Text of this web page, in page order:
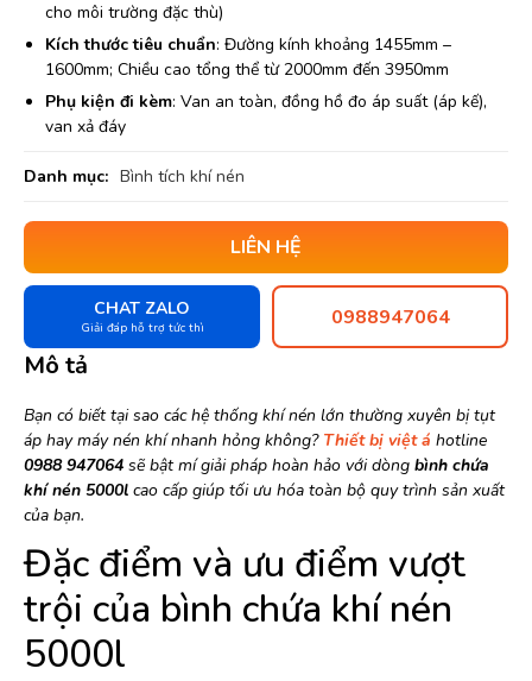
cho môi trường đặc thù)
Kích thước tiêu chuẩn: Đường kính khoảng 1455mm –
1600mm; Chiều cao tổng thể từ 2000mm đến 3950mm
Phụ kiện đi kèm: Van an toàn, đồng hồ đo áp suất (áp kế),
van xả đáy
Danh mục: Bình tích khí nén
LIÊN HỆ
CHAT ZALO
Giải đáp hỗ trợ tức thì 0988947064
Mô tả
Bạn có biết tại sao các hệ thống khí nén lớn thường xuyên bị tụt
áp hay máy nén khí nhanh hỏng không? Thiết bị việt á hotline
0988 947064 sẽ bật mí giải pháp hoàn hảo với dòng bình chứa
khí nén 5000l cao cấp giúp tối ưu hóa toàn bộ quy trình sản xuất
của bạn.
Đặc điểm và ưu điểm vượt
trội của bình chứa khí nén
5000l